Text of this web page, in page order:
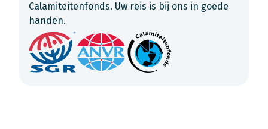
Calamiteitenfonds. Uw reis is bij ons in goede
handen.